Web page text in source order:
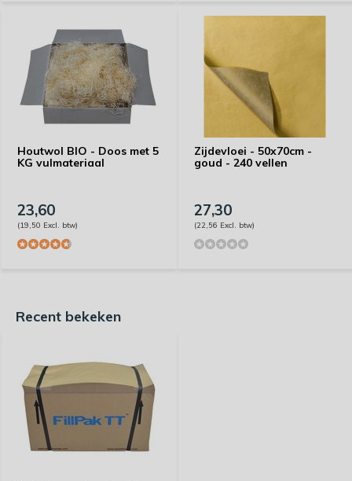
Houtwol BIO - Doos met 5
KG vulmateriaal
23,60
(19,50 Excl. btw)
Zijdevloei - 50x70cm -
goud - 240 vellen
27,30
(22,56 Excl. btw)
Recent bekeken